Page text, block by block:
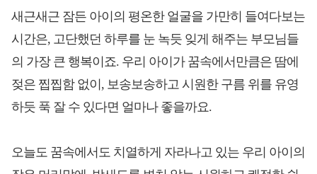
새근새근 잠든 아이의 평온한 얼굴을 가만히 들여다보는
시간은, 고단했던 하루를 눈 녹듯 잊게 해주는 부모님들
의 가장 큰 행복이죠. 우리 아이가 꿈속에서만큼은 땀에
젖은 찝찝함 없이, 보송보송하고 시원한 구름 위를 유영
하듯 푹 잘 수 있다면 얼마나 좋을까요.
오늘도 꿈속에서도 치열하게 자라나고 있는 우리 아이의